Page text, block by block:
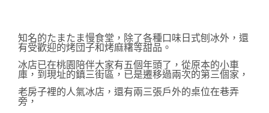
知名的たまたま慢食堂 ， 除了各種口味日式刨冰外，還
有受歡迎的烤団子和烤麻糬等甜品。
冰店已在桃園陪伴大家有五個年頭了，從原本的小車
庫，到現址的鎮三街區，已是遷移過兩次的第三個家，
老房子裡的人氣冰店，還有兩三張戶外的桌位在巷弄
旁，